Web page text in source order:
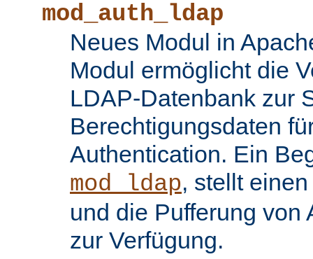
mod_auth_ldap
Neues Modul in
Modul ermöglicht die
LDAP-Datenbank zur
Berechtigungsdaten
Authentication. Ein
mod_ldap, stellt
und die Pufferung von
zur Verfügung.